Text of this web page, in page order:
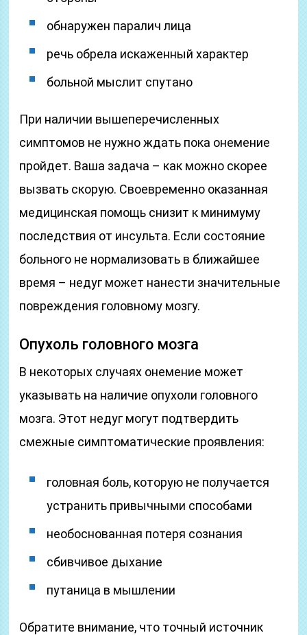
обнаружен паралич лица
речь обрела искаженный характер
больной мыслит спутано
При наличии вышеперечисленных
симптомов не нужно ждать пока онемение
пройдет. Ваша задача – как можно скорее
вызвать скорую. Своевременно оказанная
медицинская помощь снизит к минимуму
последствия от инсульта. Если состояние
больного не нормализовать в ближайшее
время – недуг может нанести значительные
повреждения головному мозгу.
Опухоль головного мозга
В некоторых случаях онемение может
указывать на наличие опухоли головного
мозга. Этот недуг могут подтвердить
смежные симптоматические проявления:
головная боль, которую не получается
устранить привычными способами
необоснованная потеря сознания
сбивчивое дыхание
путаница в мышлении
Обратите внимание, что точный источник